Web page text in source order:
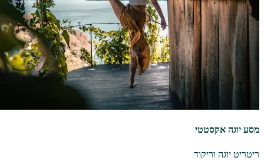
מסע יוגה אקסטטי
ריטריט יוגה וריקוד